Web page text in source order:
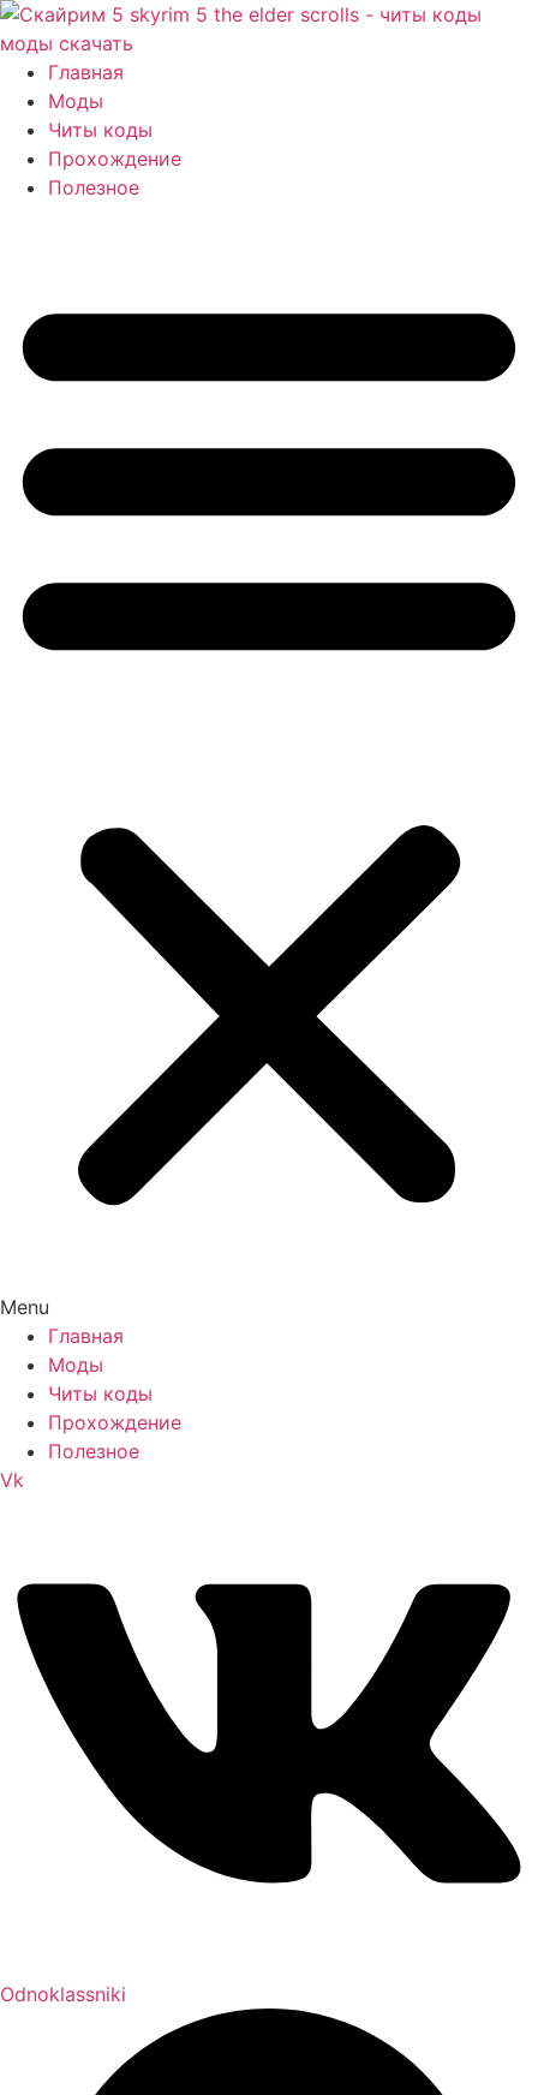
Перейти
к
содержимому
Главная
Моды
Читы коды
Прохождение
Полезное
Menu
Главная
Моды
Читы коды
Прохождение
Полезное
Vk
Odnoklassniki